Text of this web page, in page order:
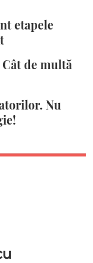
etapele
de multă
Nu